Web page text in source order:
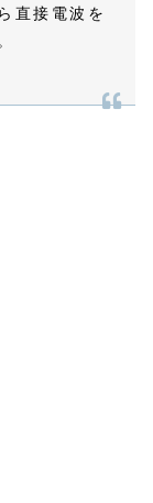
直接電波を